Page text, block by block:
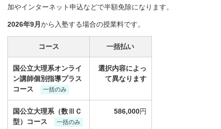
加やインターネット申込などで半額免除になります。
2026年9月 から入塾する場合の授業料です。
コース
国公立大理系オンライ
ン講師個別指導プラス
コース
一括のみ
国公立大理系（数ⅢＣ
型）コース
一括のみ
一括払い
選択内容によっ
て異なります
586,000円